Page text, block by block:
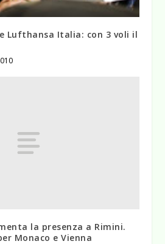
Lufthansa Italia: con 3 voli il
la presenza a Rimini.
Monaco e Vienna